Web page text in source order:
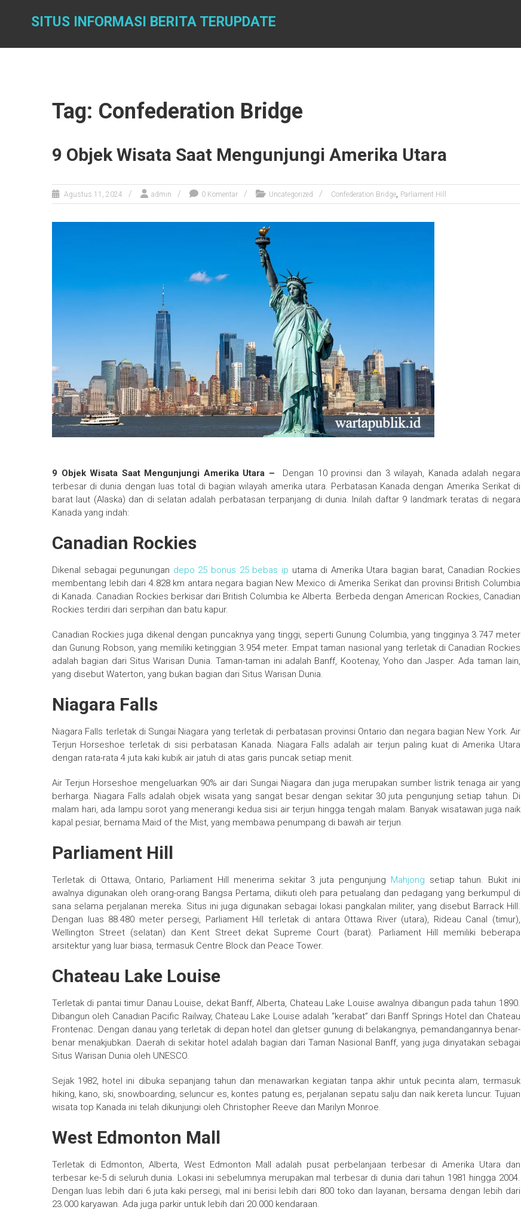
SITUS INFORMASI BERITA TERUPDATE
Tag: Confederation Bridge
9 Objek Wisata Saat Mengunjungi Amerika Utara
Agustus 11, 2024 admin 0 Komentar Uncategorized Confederation Bridge, Parliament Hill
9 Objek Wisata Saat Mengunjungi Amerika Utara –
Dengan 10 provinsi dan 3 wilayah, Kanada adalah negara
terbesar di dunia dengan luas total di bagian wilayah amerika utara. Perbatasan Kanada dengan Amerika Serikat di
barat laut (Alaska) dan di selatan adalah perbatasan terpanjang di dunia. Inilah daftar 9 landmark teratas di negara
Kanada yang indah:
Canadian Rockies
Dikenal sebagai pegunungan depo 25 bonus 25 bebas ip utama di Amerika Utara bagian barat, Canadian Rockies
membentang lebih dari 4.828 km antara negara bagian New Mexico di Amerika Serikat dan provinsi British Columbia
di Kanada. Canadian Rockies berkisar dari British Columbia ke Alberta. Berbeda dengan American Rockies, Canadian
Rockies terdiri dari serpihan dan batu kapur.
Canadian Rockies juga dikenal dengan puncaknya yang tinggi, seperti Gunung Columbia, yang tingginya 3.747 meter
dan Gunung Robson, yang memiliki ketinggian 3.954 meter. Empat taman nasional yang terletak di Canadian Rockies
adalah bagian dari Situs Warisan Dunia. Taman-taman ini adalah Banff, Kootenay, Yoho dan Jasper. Ada taman lain,
yang disebut Waterton, yang bukan bagian dari Situs Warisan Dunia.
Niagara Falls
Niagara Falls terletak di Sungai Niagara yang terletak di perbatasan provinsi Ontario dan negara bagian New York. Air
Terjun Horseshoe terletak di sisi perbatasan Kanada. Niagara Falls adalah air terjun paling kuat di Amerika Utara
dengan rata-rata 4 juta kaki kubik air jatuh di atas garis puncak setiap menit.
Air Terjun Horseshoe mengeluarkan 90% air dari Sungai Niagara dan juga merupakan sumber listrik tenaga air yang
berharga. Niagara Falls adalah objek wisata yang sangat besar dengan sekitar 30 juta pengunjung setiap tahun. Di
malam hari, ada lampu sorot yang menerangi kedua sisi air terjun hingga tengah malam. Banyak wisatawan juga naik
kapal pesiar, bernama Maid of the Mist, yang membawa penumpang di bawah air terjun.
Parliament Hill
Terletak di Ottawa, Ontario, Parliament Hill menerima sekitar 3 juta pengunjung Mahjong setiap tahun. Bukit ini
awalnya digunakan oleh orang-orang Bangsa Pertama, diikuti oleh para petualang dan pedagang yang berkumpul di
sana selama perjalanan mereka. Situs ini juga digunakan sebagai lokasi pangkalan militer, yang disebut Barrack Hill.
Dengan luas 88.480 meter persegi, Parliament Hill terletak di antara Ottawa River (utara), Rideau Canal (timur),
Wellington Street (selatan) dan Kent Street dekat Supreme Court (barat). Parliament Hill memiliki beberapa
arsitektur yang luar biasa, termasuk Centre Block dan Peace Tower.
Chateau Lake Louise
Terletak di pantai timur Danau Louise, dekat Banff, Alberta, Chateau Lake Louise awalnya dibangun pada tahun 1890.
Dibangun oleh Canadian Pacific Railway, Chateau Lake Louise adalah “kerabat” dari Banff Springs Hotel dan Chateau
Frontenac. Dengan danau yang terletak di depan hotel dan gletser gunung di belakangnya, pemandangannya benar-
benar menakjubkan. Daerah di sekitar hotel adalah bagian dari Taman Nasional Banff, yang juga dinyatakan sebagai
Situs Warisan Dunia oleh UNESCO.
Sejak 1982, hotel ini dibuka sepanjang tahun dan menawarkan kegiatan tanpa akhir untuk pecinta alam, termasuk
hiking, kano, ski, snowboarding, seluncur es, kontes patung es, perjalanan sepatu salju dan naik kereta luncur. Tujuan
wisata top Kanada ini telah dikunjungi oleh Christopher Reeve dan Marilyn Monroe.
West Edmonton Mall
Terletak di Edmonton, Alberta, West Edmonton Mall adalah pusat perbelanjaan terbesar di Amerika Utara dan
terbesar ke-5 di seluruh dunia. Lokasi ini sebelumnya merupakan mal terbesar di dunia dari tahun 1981 hingga 2004.
Dengan luas lebih dari 6 juta kaki persegi, mal ini berisi lebih dari 800 toko dan layanan, bersama dengan lebih dari
23.000 karyawan. Ada juga parkir untuk lebih dari 20.000 kendaraan.